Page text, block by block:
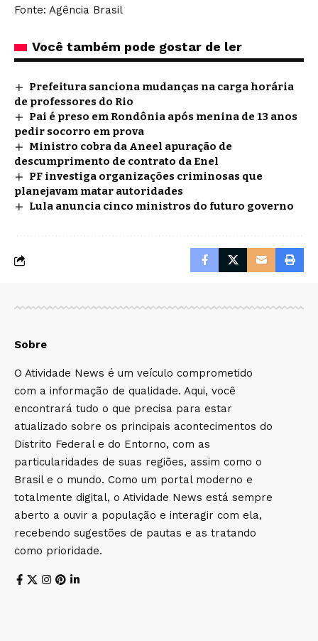
Fonte: Agência Brasil
Você também pode gostar de ler
Prefeitura sanciona mudanças na carga horária
de professores do Rio
Pai é preso em Rondônia após menina de 13 anos
pedir socorro em prova
Ministro cobra da Aneel apuração de
descumprimento de contrato da Enel
PF investiga organizações criminosas que
planejavam matar autoridades
Lula anuncia cinco ministros do futuro governo
Sobre
O Atividade News é um veículo comprometido
com a informação de qualidade. Aqui, você
encontrará tudo o que precisa para estar
atualizado sobre os principais acontecimentos do
Distrito Federal e do Entorno, com as
particularidades de suas regiões, assim como o
Brasil e o mundo. Como um portal moderno e
totalmente digital, o Atividade News está sempre
aberto a ouvir a população e interagir com ela,
recebendo sugestões de pautas e as tratando
como prioridade.